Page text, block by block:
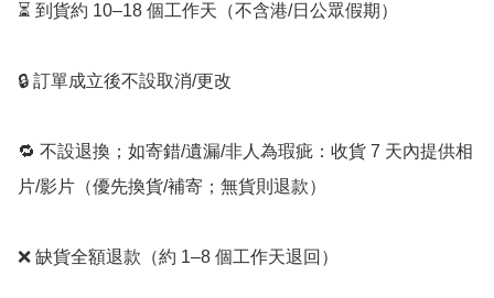
⏳ 到貨約 10–18 個工作天（不含港/日公眾假期）
🔒 訂單成立後不設取消/更改
🔁 不設退換；如寄錯/遺漏/非人為瑕疵：收貨 7 天內提供相
片/影片（優先換貨/補寄；無貨則退款）
❌ 缺貨全額退款（約 1–8 個工作天退回）